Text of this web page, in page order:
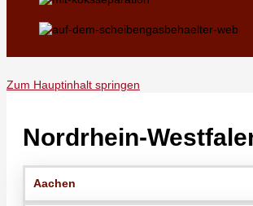
Zum Hauptinhalt springen
Nordrhein-
Aachen